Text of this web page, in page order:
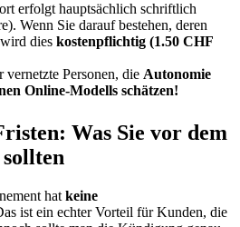
erfolgt hauptsächlich schriftlich
Wenn Sie darauf bestehen, deren
dies kostenpflichtig (1.50 CHF
Personen, die Autonomie
Online-Modells schätzen!
Was Sie vor dem
sollten
hat keine
ist ein echter Vorteil für Kunden, die